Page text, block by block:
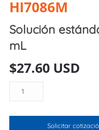
HI7086M
Solución
mL
$27.60 USD
estándar
23
Solicitar